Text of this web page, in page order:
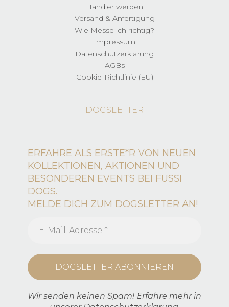
Händler werden
Versand & Anfertigung
Wie Messe ich richtig?
Impressum
Datenschutzerklärung
AGBs
Cookie-Richtlinie (EU)
DOGSLETTER
ERFAHRE ALS ERSTE*R VON NEUEN
KOLLEKTIONEN, AKTIONEN UND
BESONDEREN EVENTS BEI FUSSI
DOGS.
MELDE DICH ZUM DOGSLETTER AN!
Wir senden keinen Spam! Erfahre mehr in